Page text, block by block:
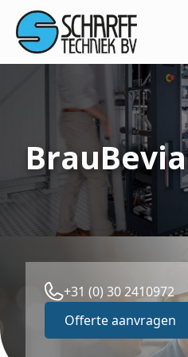
+31 (0) 30 2410972
Offerte aanvragen